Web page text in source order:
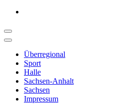
Überregional
Sport
Halle
Sachsen-Anhalt
Sachsen
Impressum